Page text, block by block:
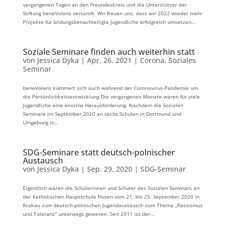
vergangenen Tagen an den Freundeskreis und die Unterstützer der
Stiftung beneVolens versandt. Wir freuen uns, dass wir 2022 wieder mehr
Projekte für bildungsbenachteiligte Jugendliche erfolgreich umsetzen...
Soziale Seminare finden auch weiterhin statt
von Jessica Dyka | Apr. 26, 2021 | Corona, Soziales
Seminar
beneVolens kümmert sich auch während der Coronavirus-Pandemie um
die Persönlichkeitsentwicklung Die vergangenen Monate waren für viele
Jugendliche eine enorme Herausforderung. Nachdem die Sozialen
Seminare im September 2020 an sechs Schulen in Dortmund und
Umgebung in...
SDG-Seminare statt deutsch-polnischer
Austausch
von Jessica Dyka | Sep. 29, 2020| SDG-Seminar
Eigentlich wären die Schülerinnen und Schüler des Sozialen Seminars an
der Katholischen Hauptschule Husen vom 21. bis 25. September 2020 in
Krakau zum deutsch-polnischen Jugendaustausch zum Thema „Rassismus
und Toleranz“ unterwegs gewesen. Seit 2011 ist der...